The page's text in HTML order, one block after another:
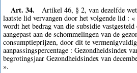
Art. 34.
Artikel 46, § 2, van dezelfde
laatste lid vervangen door het volgende lid :
wordt het bedrag van die subsidie
aangepast aan de schommelingen van de
consumptieprijzen, door dit te
aanpassingspercentage : Gezondheidsindex
begrotingsjaar Gezondheidsindex van
».